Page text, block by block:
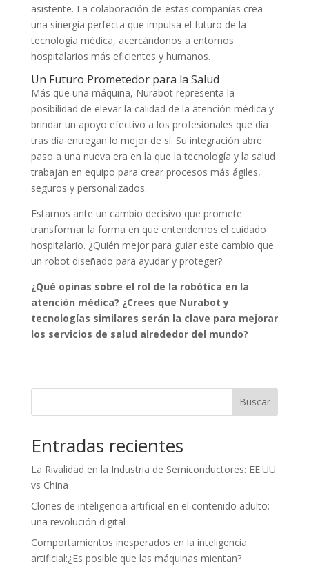
asistente. La colaboración de estas compañías crea
una sinergia perfecta que impulsa el futuro de la
tecnología médica, acercándonos a entornos
hospitalarios más eficientes y humanos.
Un Futuro Prometedor para la Salud
Más que una máquina, Nurabot representa la
posibilidad de elevar la calidad de la atención médica y
brindar un apoyo efectivo a los profesionales que día
tras día entregan lo mejor de sí. Su integración abre
paso a una nueva era en la que la tecnología y la salud
trabajan en equipo para crear procesos más ágiles,
seguros y personalizados.
Estamos ante un cambio decisivo que promete
transformar la forma en que entendemos el cuidado
hospitalario. ¿Quién mejor para guiar este cambio que
un robot diseñado para ayudar y proteger?
¿Qué opinas sobre el rol de la robótica en la
atención médica? ¿Crees que Nurabot y
tecnologías similares serán la clave para mejorar
los servicios de salud alrededor del mundo?
Buscar
Entradas recientes
La Rivalidad en la Industria de Semiconductores: EE.UU.
vs China
Clones de inteligencia artificial en el contenido adulto:
una revolución digital
Comportamientos inesperados en la inteligencia
artificial:¿Es posible que las máquinas mientan?